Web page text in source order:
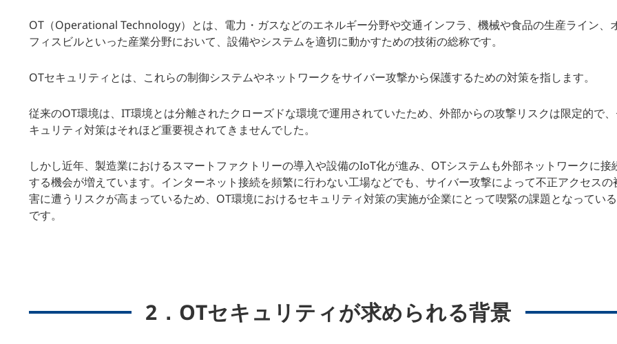
OT（Operational Technology）とは、電力・ガスなどのエネルギー分野や交通インフラ、機械や食品の生産ライン、
フィスビルといった産業分野において、設備やシステムを適切に動かすための技術の総称です。
OTセキュリティとは、これらの制御システムやネットワークをサイバー攻撃から保護するための対策を指します。
従来のOT環境は、IT環境とは分離されたクローズドな環境で運用されていたため、外部からの攻撃リスクは限定的で
キュリティ対策はそれほど重要視されてきませんでした。
しかし近年、製造業におけるスマートファクトリーの導入や設備のIoT化が進み、OTシステムも外部ネットワークに接
する機会が増えています。インターネット接続を頻繁に行わない工場などでも、サイバー攻撃によって不正アクセスの
害に遭うリスクが高まっているため、OT環境におけるセキュリティ対策の実施が企業にとって喫緊の課題となってい
です。
2．OTセキュリティが求められる背景